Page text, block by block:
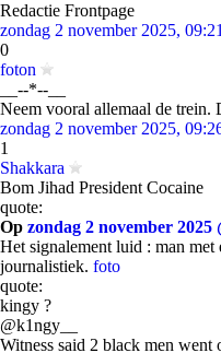
Redactie Frontpage
zondag 2 november 2025,
0
foton
__--*--__
Neem vooral allemaal de trein.
zondag 2 november 2025,
1
Shakkara
Bom Jihad President Cocaine
quote:
Op zondag 2 november 2025
Het signalement luid : man
journalistiek. foto
quote:
kingy ?
@k1ngy__
Witness said 2 black men